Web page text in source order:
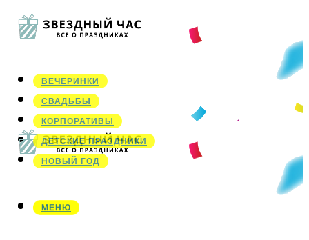
ВЕЧЕРИНКИ
СВАДЬБЫ
КОРПОРАТИВЫ
ДЕТСКИЕ ПРАЗДНИКИ
НОВЫЙ ГОД
МЕНЮ
МЕНЮ